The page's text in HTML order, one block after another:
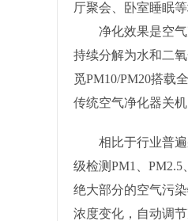
厅聚会、卧室睡眠等
净化效果是空气
持续分解为水和二
觅PM10/PM20搭载
传统空气净化器关
相比于行业普遍采
级检测PM1、
绝大部分的空气污
浓度变化，自动调节